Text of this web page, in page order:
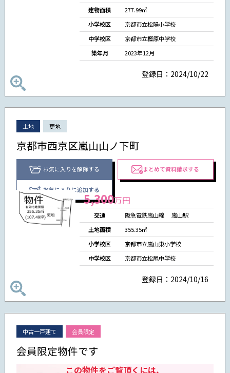
建物面積
277.99㎡
小学校区
京都市立松陽小学校
中学校区
京都市立樫原中学校
築年月
2023年12月
登録日：2024/10/22
土地 更地
京都市西京区嵐山山ノ下町
お気に入りを解除する
お気に入りに追加する
まとめて資料請求する
5,300万円
交通 阪急電鉄嵐山線 嵐山駅
土地面積
355.35㎡
小学校区
京都市立嵐山東小学校
中学校区
京都市立松尾中学校
登録日：2024/10/16
中古一戸建て 会員限定
会員限定物件です
この物件をご覧頂くには、